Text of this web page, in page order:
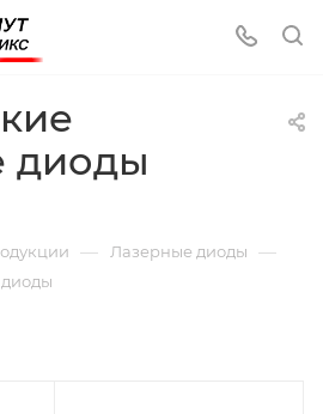
диоды
— Лазерные диоды —